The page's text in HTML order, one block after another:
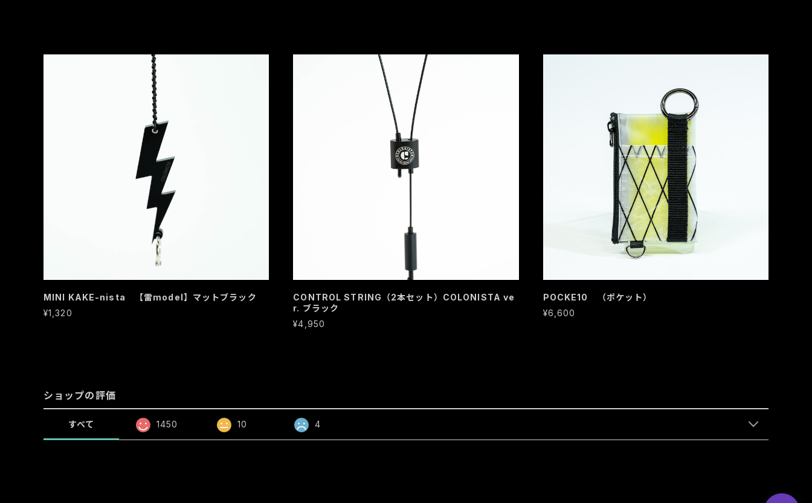
MINI KAKE-nista 【雷model】マットブラック
¥1,320
CONTROL STRING（2本セット）COLONISTA ve
r. ブラック
¥4,950
POCKE10 （ポケット）
¥6,600
ショップの評価
すべて 1450 10 4